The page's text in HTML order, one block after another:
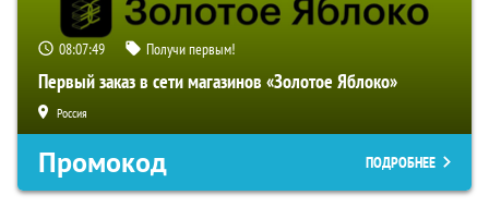
08:07:48 Получи первым!
Первый заказ в сети магазинов «Золотое Яблоко»
Россия
Промокод ПОДРОБНЕЕ